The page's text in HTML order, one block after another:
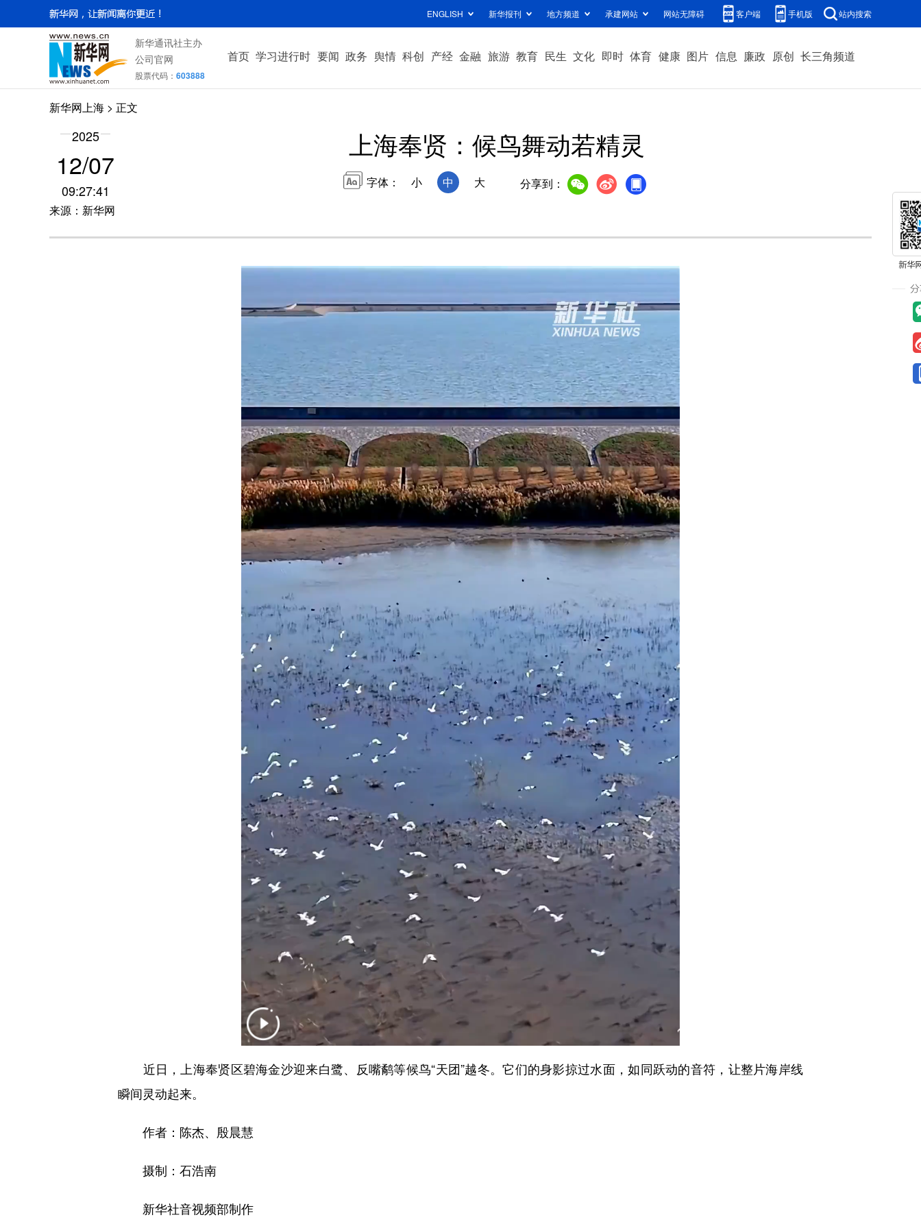
ENGLISH 新华报刊 地方频道 承建网站 网站无障碍 客户端 手机版 站内搜索
新华通讯社主办
公司官网
股票代码： 603888
首页 学习进行时 要闻 政务 舆情 科创 产经 金融 旅游 教育 民生 文化 即时 体育 健康 图片 信息 廉政 原创 长三角频道
新华网上海 > 正文
2025
12/07
09:27:41
来源：新华网
上海奉贤：候鸟舞动若精灵
字体： 小 中 大 分享到：
近日，上海奉贤区碧海金沙迎来白鹭、反嘴鹬等候鸟“天团”越冬。它们的身影掠过水面，如同跃动的音符，让整片海岸线
瞬间灵动起来。
作者：陈杰、殷晨慧
摄制：石浩南
新华社音视频部制作